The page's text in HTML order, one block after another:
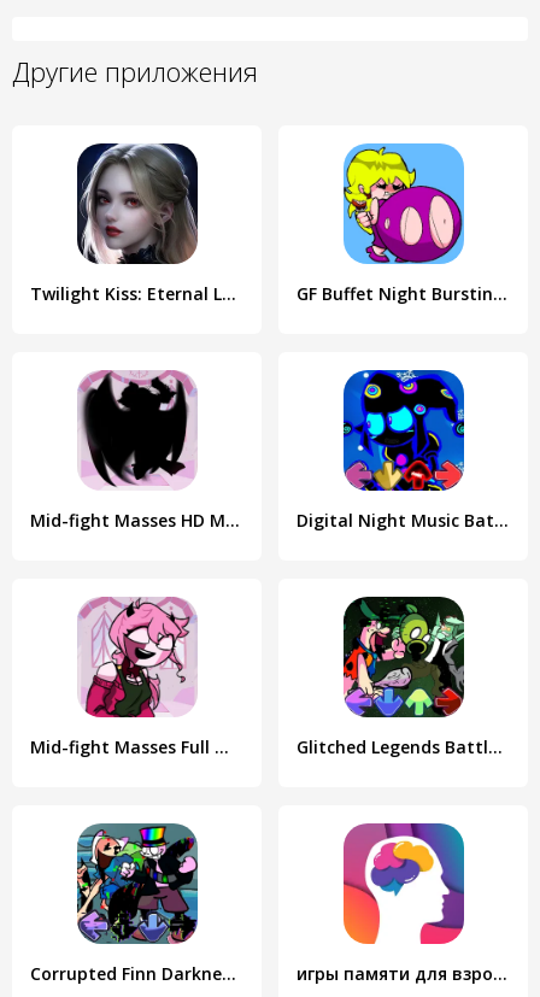
Другие приложения
Twilight Kiss: Eternal Love GF Buffet Night Burstin Mod
Mid-fight Masses HD Mod Digital Night Music Battles
Mid-fight Masses Full Mod Glitched Legends Battle Mod
Corrupted Finn Darkness Battle игры памяти для взрослых